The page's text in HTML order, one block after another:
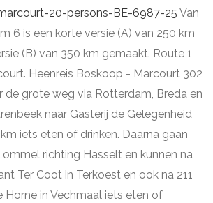
20-persons-BE-6987-25 Van
6 is een korte versie (A) van 250 km
(B) van 350 km gemaakt. Route 1
Heenreis Boskoop - Marcourt 302
de grote weg via Rotterdam, Breda en
naar Gasterij de Gelegenheid
iets eten of drinken. Daarna gaan
richting Hasselt en kunnen na
Ter Coot in Terkoest en ook na 211
Horne in Vechmaal iets eten of